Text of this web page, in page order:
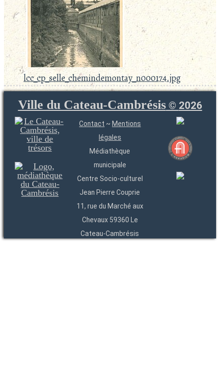
lcc_cp_selle_chemindemontay_n000174.jpg
Ville du Cateau-Cambrésis© 2026
Contact ~ Mentions
légales
Médiathèque
municipale
Centre Socio-culturel
Jean Pierre Couprie
11, rue du Marché aux
Chevaux 59360 Le
Cateau-Cambrésis